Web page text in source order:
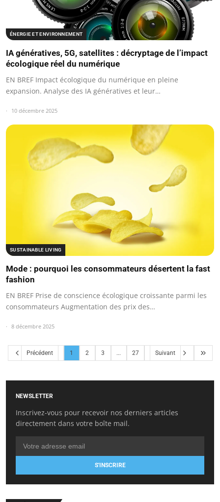
ÉNERGIE ET ENVIRONNEMENT
IA génératives, 5G, satellites : décryptage de l’impact
écologique réel du numérique
EN BREF Impact écologique du numérique en pleine
expansion. Analyse des IA génératives et leur…
10 décembre 2025
SUSTAINABLE LIVING
Mode : pourquoi les consommateurs désertent la fast
fashion
EN BREF Prise de conscience écologique croissante parmi les
consommateurs Augmentation des prix des…
8 décembre 2025
Précédent 1 2 3 ... 27 Suivant
NEWSLETTER
Inscrivez-vous pour recevoir nos derniers articles
directement dans votre boîte mail.
S'INSCRIRE